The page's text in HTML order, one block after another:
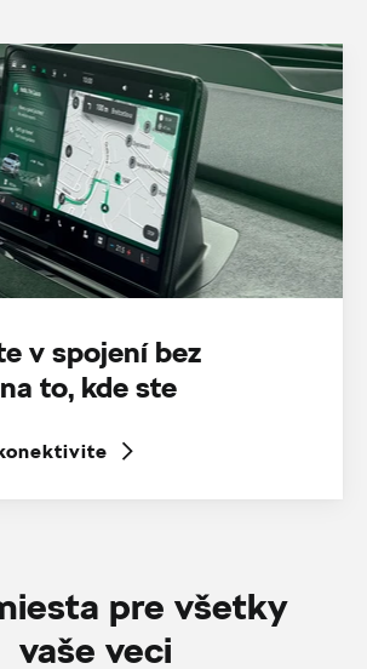
v spojení bez
to, kde ste
pre všetky
vaše veci